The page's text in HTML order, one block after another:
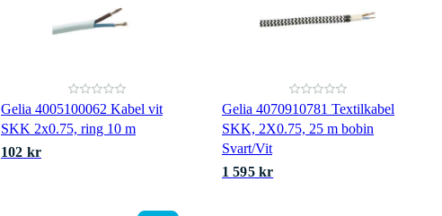
Gelia 4005100062 Kabel vit
SKK 2x0.75, ring 10 m
102 kr
Gelia 4070910781 Textilkabel
SKK, 2X0.75, 25 m bobin
Svart/Vit
1 595 kr